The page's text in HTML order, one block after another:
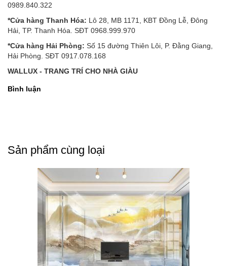
0989.840.322
*Cửa hàng Thanh Hóa: Lô 28, MB 1171, KBT Đồng Lễ, Đông
Hải, TP. Thanh Hóa. SĐT 0968.999.970
*Cửa hàng Hải Phòng: Số 15 đường Thiên Lôi, P. Đằng Giang,
Hải Phòng. SĐT 0917.078.168
WALLUX - TRANG TRÍ CHO NHÀ GIÀU
Bình luận
Sản phẩm cùng loại